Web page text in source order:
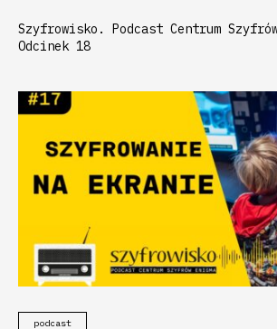
Szyfrowisko. Podcast Centrum
Odcinek 18
podcast